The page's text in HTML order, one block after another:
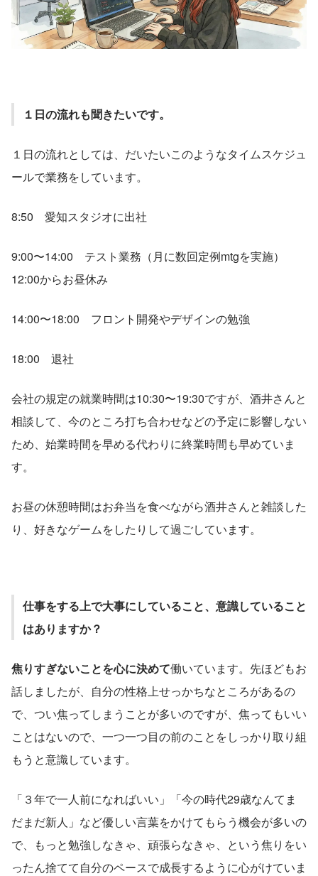
１日の流れも聞きたいです。
１日の流れとしては、だいたいこのようなタイムスケジュ
ールで業務をしています。
8:50　愛知スタジオに出社
9:00〜14:00　テスト業務（月に数回定例mtgを実施）
12:00からお昼休み
14:00〜18:00　フロント開発やデザインの勉強
18:00　退社
会社の規定の就業時間は10:30〜19:30ですが、酒井さんと
相談して、今のところ打ち合わせなどの予定に影響しない
ため、始業時間を早める代わりに終業時間も早めていま
す。
お昼の休憩時間はお弁当を食べながら酒井さんと雑談した
り、好きなゲームをしたりして過ごしています。
仕事をする上で大事にしていること、意識していること
はありますか？
焦りすぎないことを心に決めて働いています。先ほどもお
話しましたが、自分の性格上せっかちなところがあるの
で、つい焦ってしまうことが多いのですが、焦ってもいい
ことはないので、一つ一つ目の前のことをしっかり取り組
もうと意識しています。
「３年で一人前になればいい」「今の時代29歳なんてま
だまだ新人」など優しい言葉をかけてもらう機会が多いの
で、もっと勉強しなきゃ、頑張らなきゃ、という焦りをい
ったん捨てて自分のペースで成長するように心がけていま